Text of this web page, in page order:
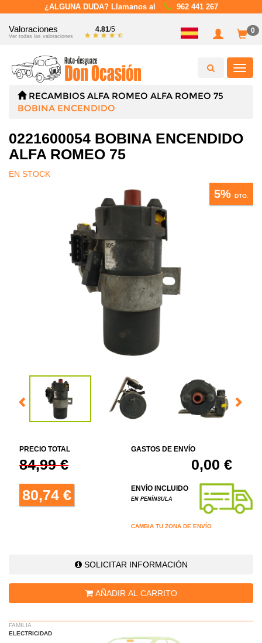
¿ALGUNA DUDA? Llamanos al 962 441 267
Valoraciones
Ver todas las valoraciones
4.81/5 0
RECAMBIOS ALFA ROMEO ALFA ROMEO 75
BOBINA ENCENDIDO
0221600054 BOBINA ENCENDIDO
ALFA ROMEO 75
EN STOCK
5% DTO.
PRECIO TOTAL
84,99 €
80,74 €
GASTOS DE ENVÍO
0,00 €
ENVÍO INCLUIDO
EN PENÍNSULA
CAMBIA TU ZONA DE ENVÍO
SOLICITAR INFORMACIÓN
AÑADIR AL CARRITO
FAMILIA
ELECTRICIDAD